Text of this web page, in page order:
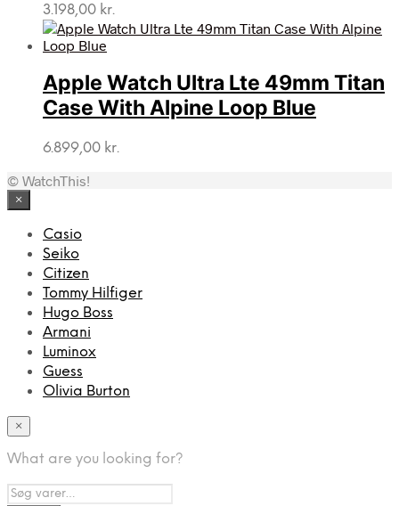
3.198,00 kr.
Apple Watch Ultra Lte 49mm Titan
Case With Alpine Loop Blue
6.899,00 kr.
© WatchThis!
×
Casio
Seiko
Citizen
Tommy Hilfiger
Hugo Boss
Armani
Luminox
Guess
Olivia Burton
×
What are you looking for?